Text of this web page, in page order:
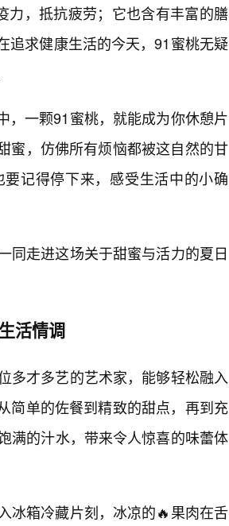
力，抵抗疲劳；它也含有丰富的膳
追求健康生活的今天，91蜜桃无疑
，一颗91蜜桃，就能成为你休憩片
蜜，仿佛所有烦恼都被这自然的甘
记得停下来，感受生活中的小确
同走进这场关于甜蜜与活力的夏日
活情调
多才多艺的艺术家，能够轻松融入
简单的佐餐到精致的甜点，再到充
满的汁水，带来令人惊喜的味蕾体
冰箱冷藏片刻，冰凉的🔥果肉在舌